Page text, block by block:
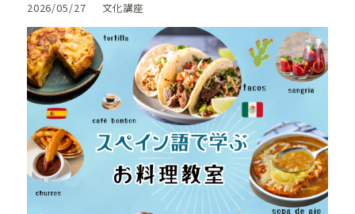
2026/05/27 文化講座